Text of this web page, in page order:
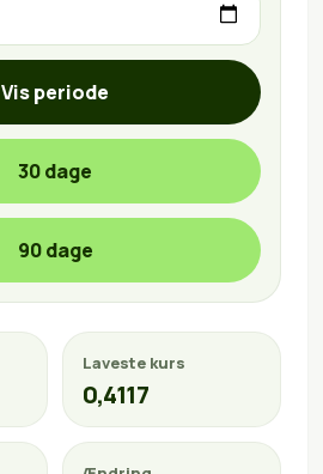
Vis periode
30 dage
90 dage
Laveste kurs
0,4117